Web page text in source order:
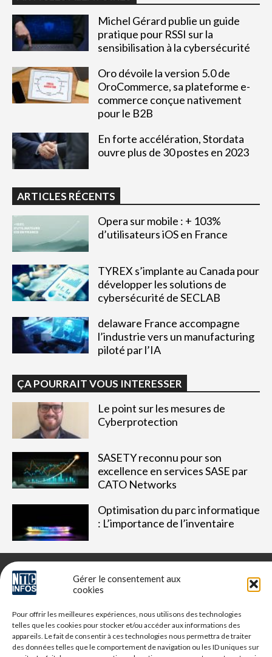
Gérer le consentement aux
cookies
Pour offrir les meilleures expériences, nous utilisons des technologies
telles que les cookies pour stocker et/ou accéder aux informations des
appareils. Le fait de consentir à ces technologies nous permettra de traiter
des données telles que le comportement de navigation ou les ID uniques sur
Michel Gérard publie un guide
pratique pour RSSI sur la
sensibilisation à la cybersécurité
Oro dévoile la version 5.0 de
OroCommerce, sa plateforme e-
commerce conçue nativement
pour le B2B
En forte accélération, Stordata
ouvre plus de 30 postes en 2023
ARTICLES RÉCENTS
Opera sur mobile : + 103%
d’utilisateurs iOS en France
TYREX s’implante au Canada pour
développer les solutions de
cybersécurité de SECLAB
delaware France accompagne
l’industrie vers un manufacturing
piloté par l’IA
ÇA POURRAIT VOUS INTERESSER
Le point sur les mesures de
Cyberprotection
SASETY reconnu pour son
excellence en services SASE par
CATO Networks
Optimisation du parc informatique
: L’importance de l’inventaire
retrouvez des tribunes, des solutions, l'actualité, des retours
d'utilisateurs, des évènements, des livres blancs et les
nominations du secteur. Retrouvez toutes les informations NTIC